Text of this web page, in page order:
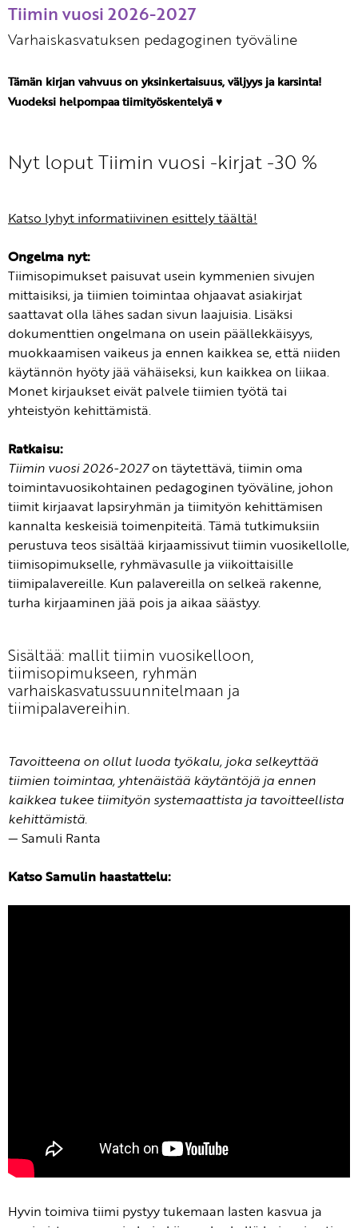
Tiimin vuosi 2026-2027
Varhaiskasvatuksen pedagoginen työväline
Tämän kirjan vahvuus on yksinkertaisuus, väljyys ja karsinta!
Vuodeksi helpompaa tiimityöskentelyä ♥
Nyt loput Tiimin vuosi -kirjat -30 %
Katso lyhyt informatiivinen esittely täältä!
Ongelma nyt:
Tiimisopimukset paisuvat usein kymmenien sivujen
mittaisiksi, ja tiimien toimintaa ohjaavat asiakirjat
saattavat olla lähes sadan sivun laajuisia. Lisäksi
dokumenttien ongelmana on usein päällekkäisyys,
muokkaamisen vaikeus ja ennen kaikkea se, että niiden
käytännön hyöty jää vähäiseksi, kun kaikkea on liikaa.
Monet kirjaukset eivät palvele tiimien työtä tai
yhteistyön kehittämistä.
Ratkaisu:
Tiimin vuosi 2026-2027on täytettävä, tiimin oma
toimintavuosikohtainen pedagoginen työväline, johon
tiimit kirjaavat lapsiryhmän ja tiimityön kehittämisen
kannalta keskeisiä toimenpiteitä. Tämä tutkimuksiin
perustuva teos sisältää kirjaamissivut tiimin vuosikellolle,
tiimisopimukselle, ryhmävasulle ja viikoittaisille
tiimipalavereille. Kun palavereilla on selkeä rakenne,
turha kirjaaminen jää pois ja aikaa säästyy.
Sisältää: mallit tiimin vuosikelloon,
tiimisopimukseen, ryhmän
varhaiskasvatussuunnitelmaan ja
tiimipalavereihin.
Tavoitteena on ollut luoda työkalu, joka selkeyttää
tiimien toimintaa, yhtenäistää käytäntöjä ja ennen
kaikkea tukee tiimityön systemaattista ja tavoitteellista
kehittämistä.
— Samuli Ranta
Katso Samulin haastattelu:
Hyvin toimiva tiimi pystyy tukemaan lasten kasvua ja